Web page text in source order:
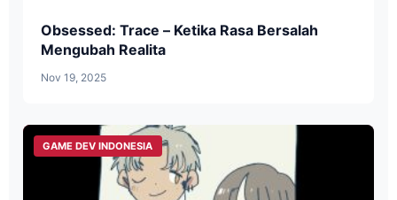
Obsessed: Trace – Ketika Rasa Bersalah
Mengubah Realita
Nov 19, 2025
GAME DEV INDONESIA